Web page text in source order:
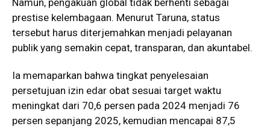
Namun, pengakuan global tidak berhenti sebagai
prestise kelembagaan. Menurut Taruna, status
tersebut harus diterjemahkan menjadi pelayanan
publik yang semakin cepat, transparan, dan akuntabel.
Ia memaparkan bahwa tingkat penyelesaian
persetujuan izin edar obat sesuai target waktu
meningkat dari 70,6 persen pada 2024 menjadi 76
persen sepanjang 2025, kemudian mencapai 87,5